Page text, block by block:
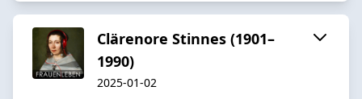
Clärenore Stinnes (1901–
1990)
2025-01-02